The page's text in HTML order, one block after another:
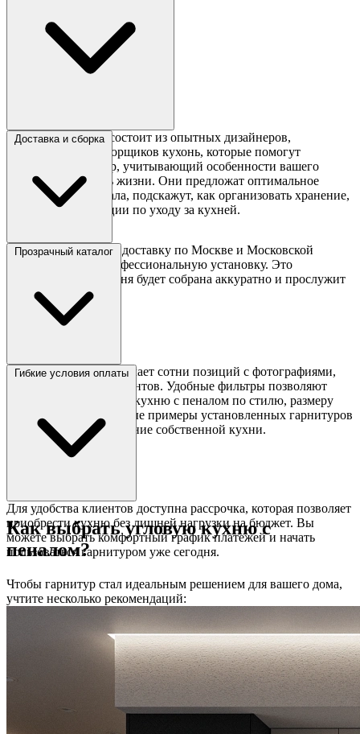
Команда Сборкин состоит из опытных дизайнеров,
консультантов и сборщиков кухонь, которые помогут
подобрать гарнитур, учитывающий особенности вашего
помещения и стиль жизни. Они предложат оптимальное
расположение пенала, подскажут, как организовать хранение,
и дадут рекомендации по уходу за кухней.
Доставка и сборка
Сборкин предлагает доставку по Москве и Московской
области, а также профессиональную установку. Это
гарантирует, что кухня будет собрана аккуратно и прослужит
долгие годы.
Прозрачный каталог
Каталог на сайте включает сотни позиций с фотографиями,
видео и отзывами клиентов. Удобные фильтры позволяют
быстро найти угловую кухню с пеналом по стилю, размеру
или материалу. Реальные примеры установленных гарнитуров
вдохновят вас на создание собственной кухни.
Гибкие условия оплаты
Для удобства клиентов доступна рассрочка, которая позволяет
приобрести кухню без лишней нагрузки на бюджет. Вы
можете выбрать комфортный график платежей и начать
пользоваться гарнитуром уже сегодня.
Как выбрать угловую кухню с
пеналом?
Чтобы гарнитур стал идеальным решением для вашего дома,
учтите несколько рекомендаций: